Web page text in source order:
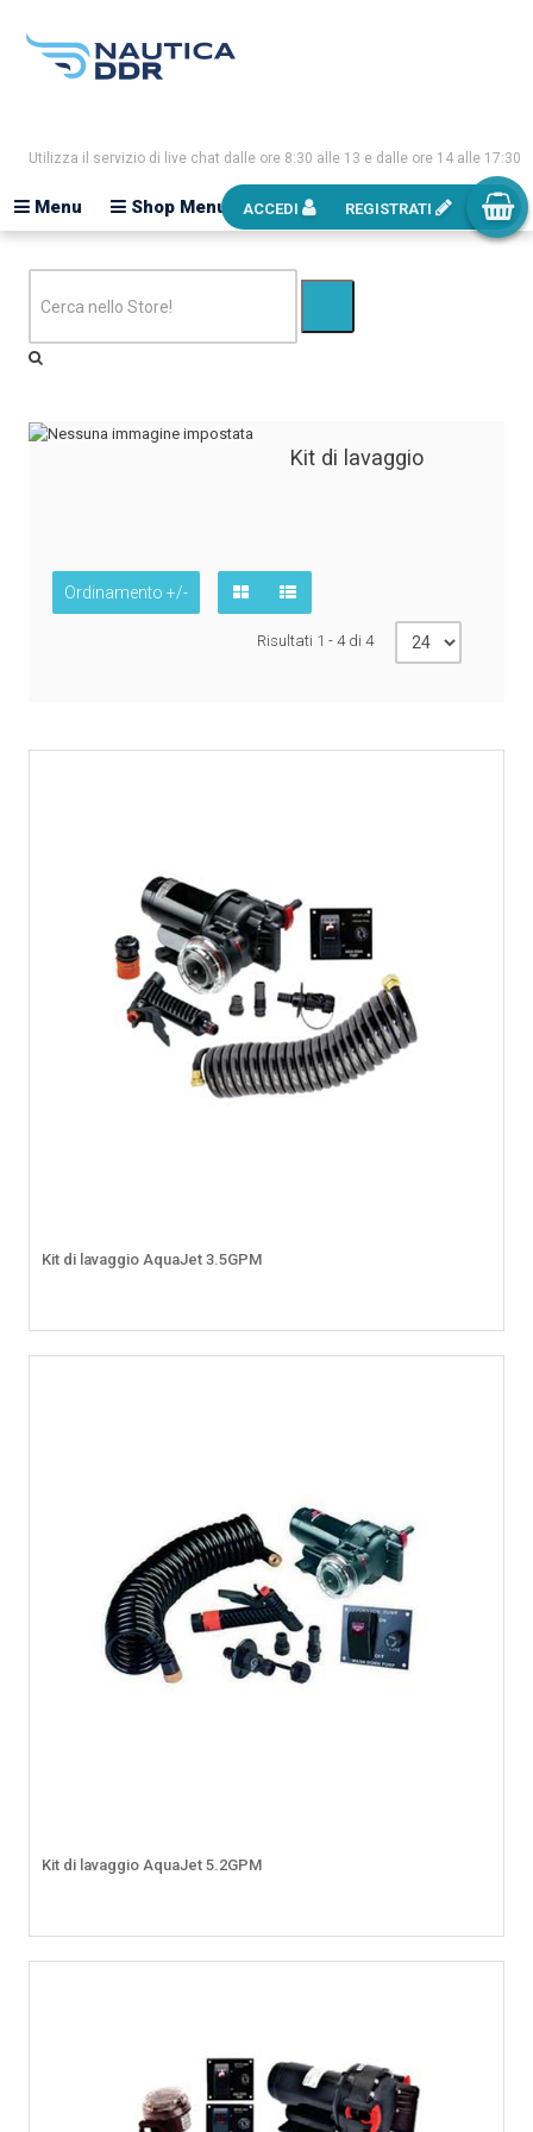
Utilizza il servizio di live chat dalle ore 8:30 alle 13 e dalle ore 14 alle 17:30
Shop Menu
Menu ACCEDI REGISTRATI
Kit di lavaggio
Ordinamento +/-
Risultati 1 - 4 di 4
Kit di lavaggio AquaJet 3.5GPM
Kit di lavaggio AquaJet 5.2GPM